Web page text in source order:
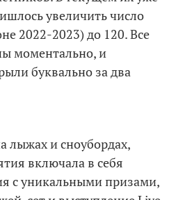
увеличить число
2022-2023) до 120. Все
моментально, и
буквально за два
лыжах и сноубордах,
включала в себя
с уникальными призами,